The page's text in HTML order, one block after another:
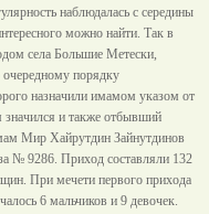
наблюдалась с середины
можно найти. Так в
села Большие Метески,
порядку
назначили имамом указом от
и также отбывший
Мир Хайрутдин Зайнутдинов
№ 9286. Приход составляли 132
При мечети первого прихода
6 мальчиков и 9 девочек.